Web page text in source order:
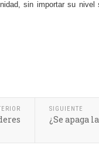
sin importar su
SIGUIENTE
¿Se apaga